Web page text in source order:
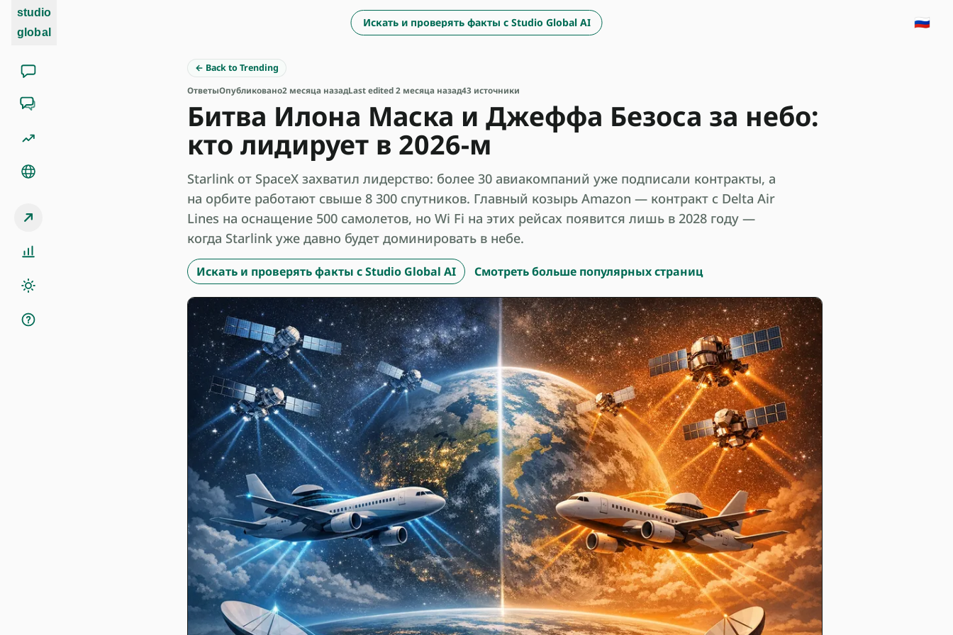
studio
global
Искать и проверять факты с Studio Global AI 🇷🇺
← Back to Trending
ОтветыОпубликовано2 месяца назадLast edited 2 месяца назад43 источники
Битва Илона Маска и Джеффа Безоса за небо:
кто лидирует в 2026-м
Starlink от SpaceX захватил лидерство: более 30 авиакомпаний уже подписали контракты, а
на орбите работают свыше 8 300 спутников. Главный козырь Amazon — контракт с Delta Air
Lines на оснащение 500 самолетов, но Wi Fi на этих рейсах появится лишь в 2028 году —
когда Starlink уже давно будет доминировать в небе.
Искать и проверять факты с Studio Global AI Смотреть больше популярных страниц